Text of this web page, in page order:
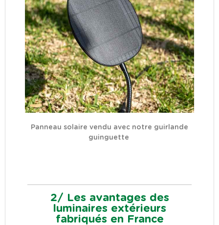
Panneau solaire vendu avec notre guirlande
guinguette
2/ Les avantages des
luminaires extérieurs
fabriqués en France